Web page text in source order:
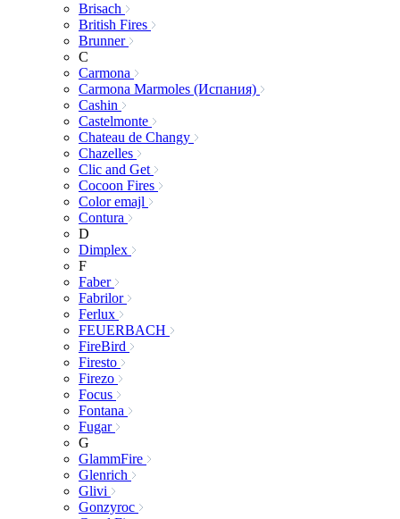
Brisach
British Fires
Brunner
C
Carmona
Carmona Marmoles (Испания)
Cashin
Castelmonte
Chateau de Changy
Chazelles
Clic and Get
Cocoon Fires
Color emajl
Contura
D
Dimplex
F
Faber
Fabrilor
Ferlux
FEUERBACH
FireBird
Firesto
Firezo
Focus
Fontana
Fugar
G
GlammFire
Glenrich
Glivi
Gonzyroc